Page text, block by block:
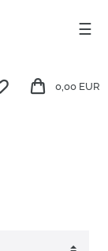
☰
0,00 EUR